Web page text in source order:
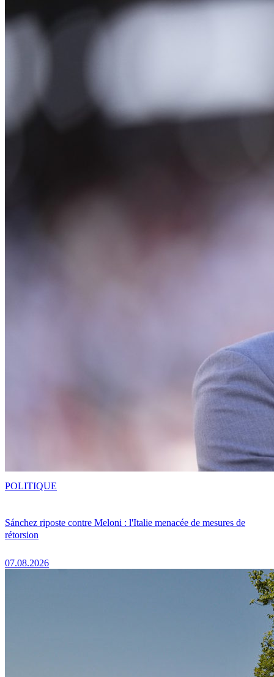
Sánchez riposte contre Meloni : l'Italie menacée de mesures de
rétorsion
07.08.2026
POLITIQUE